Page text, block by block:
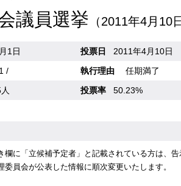
議員選挙 （2011年4月10
1日 投票日
2011年4月10日
1 / 執行理由
任期満了
投票率 50.23%
欄に「立候補予定者」と記載されている方は、
委員会が公表した情報に順次変更いたします。